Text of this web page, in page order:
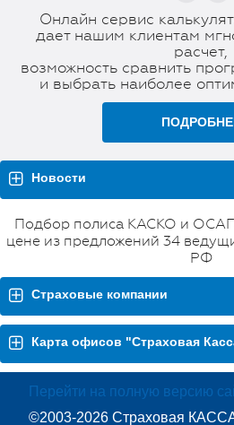
Онлайн сервис
дает нашим клиентам
расчет,
возможность сравнить
и выбрать наиболее
Новости
Подбор полиса КАСКО и
цене из предложений 34
РФ
Страховые компании
Карта офисов "Страховая
Перейти на полную версию
©2003-2026 Страховая